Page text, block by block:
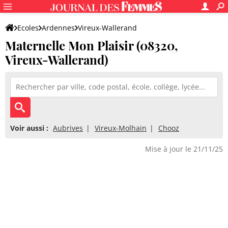
Ecoles Ardennes Vireux-Wallerand
Maternelle Mon Plaisir
Maternelle Mon Plaisir (08320,
Vireux-Wallerand)
Voir aussi : Aubrives Vireux-Molhain Chooz
Mise à jour le 21/11/25